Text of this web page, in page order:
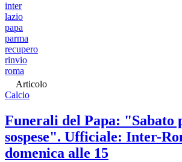
inter
lazio
papa
parma
recupero
rinvio
roma
Articolo
Calcio
Funerali del Papa: "Sabato
sospese". Ufficiale: Inter-
domenica alle 15